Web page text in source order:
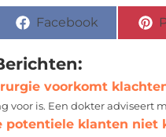
Facebook
voorkomt
voor is. Een dokter adviseert
potentiele klanten niet